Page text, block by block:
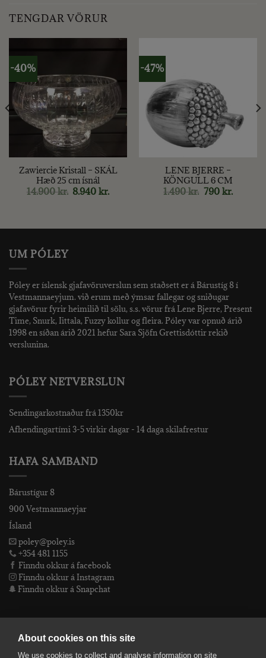
TENGDAR VÖRUR
-40%
Zawiercie Kristall – SKÁL
Hæð 25 cm ísnál
14.900kr. Original
price
8.940kr.Current
price
-47%
LENE BJERRE –
KÖNGULL 6 CM
1.490kr. Original
price
790 kr.Current
price
UM PÓLEY
Póley er íslensk gjafavöruverslun sem staðsett er á Bárustíg 8 í
Vestmannaeyjum. við erum með ýmsar fallegar og sniðugar
gjafavörur fyrir heimilið til sölu, s.s. vörur frá Lene Bjerre, Present
Time, Snurk, Iittala, Fuzzy kollur og fleira. Póley var opnuð árið
1998 en síðan árið 2021 hefur Sara Sjöfn Grettisdóttir rekið
verslunina.
PÓLEY NETVERSLUN
Sendingarkostnaður frá 1350kr
Afhendingartími 3-5 virkir dagar - 14 daga skilafrestur
HAFA SAMBAND
Bárustígur 8
900 Vestmannaeyjar
Ísland
poley@poley.is
+354 481 1155
Finndu okkur á facebook
Finndu okkur á Instagram
Finndu okkur á Snapchat
About cookies on this site
We use cookies to collect and analyse information on site